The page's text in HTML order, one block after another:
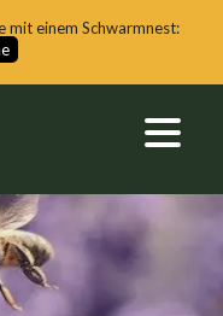
mit einem Schwarmnest: